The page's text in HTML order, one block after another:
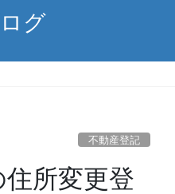
グ
不動産登記
所変更登